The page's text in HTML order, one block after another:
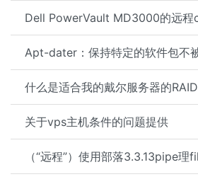
Dell PowerVault MD3000的远程
Apt-dater：保持特定的软件包不
什么是适合我的戴尔服务器的
关于vps主机条件的问题提供
（“远程”）使用部落3.3.13pipe理